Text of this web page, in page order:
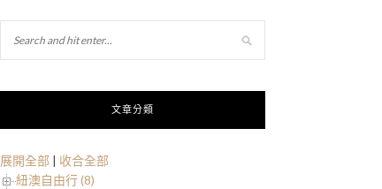
文章分類
展開全部 | 收合全部
紐澳自由行 (8)